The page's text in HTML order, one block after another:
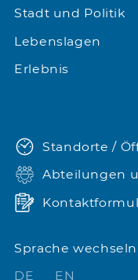
Stadt und Politik
Lebenslagen
Erlebnis
Standorte /
Abteilungen
Sprache wechseln
DE
EN